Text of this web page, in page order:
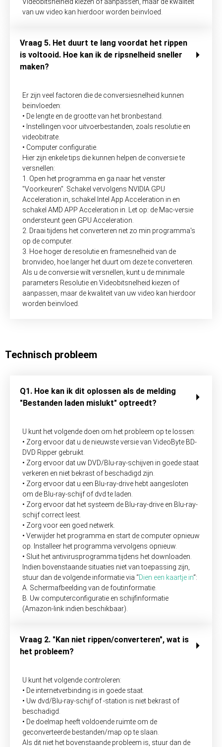
van uw video kan hierdoor worden beïnvloed.
Vraag 5. Het duurt te lang voordat het rippen
is voltooid. Hoe kan ik de ripsnelheid sneller
maken?
Er zijn veel factoren die de conversiesnelheid kunnen
beïnvloeden:
• De lengte en de grootte van het bronbestand.
• Instellingen voor uitvoerbestanden, zoals resolutie en
videobitrate.
• Computer configuratie.
Hier zijn enkele tips die kunnen helpen de conversie te
versnellen:
1. Open het programma en ga naar het venster
"Voorkeuren". Schakel vervolgens NVIDIA GPU
Acceleration in, schakel Intel App Acceleration in en
schakel AMD APP Acceleration in. Let op: de Mac-versie
ondersteunt geen GPU Acceleration.
2. Draai tijdens het converteren net zo min programma's
op de computer.
3. Hoe hoger de resolutie en framesnelheid van de
bronvideo, hoe langer het duurt om deze te converteren.
Als u de conversie wilt versnellen, kunt u de minimale
parameters Resolutie en Videobitsnelheid kiezen of
aanpassen, maar de kwaliteit van uw video kan hierdoor
worden beïnvloed.
Technisch probleem
Q1. Hoe kan ik dit oplossen als de melding
"Bestanden laden mislukt" optreedt?
U kunt het volgende doen om het probleem op te lossen:
• Zorg ervoor dat u de nieuwste versie van VideoByte BD-
DVD Ripper gebruikt.
• Zorg ervoor dat uw DVD/Blu-ray-schijven in goede staat
verkeren en niet bekrast of beschadigd zijn.
• Zorg ervoor dat u een Blu-ray-drive hebt aangesloten
om de Blu-ray-schijf of dvd te laden.
• Zorg ervoor dat het systeem de Blu-ray-drive en Blu-ray-
schijf correct leest.
• Zorg voor een goed netwerk.
• Verwijder het programma en start de computer opnieuw
op. Installeer het programma vervolgens opnieuw.
• Sluit het antivirusprogramma tijdens het downloaden.
Indien bovenstaande situaties niet van toepassing zijn,
stuur dan de volgende informatie via “Dien een kaartje in“:
A. Schermafbeelding van de foutinformatie.
B. Uw computerconfiguratie en schijfinformatie
(Amazon-link indien beschikbaar).
Vraag 2. "Kan niet rippen/converteren", wat is
het probleem?
U kunt het volgende controleren:
• De internetverbinding is in goede staat.
• Uw dvd/Blu-ray-schijf of -station is niet bekrast of
beschadigd.
• De doelmap heeft voldoende ruimte om de
geconverteerde bestanden/map op te slaan.
Als dit niet het bovenstaande probleem is, stuur dan de